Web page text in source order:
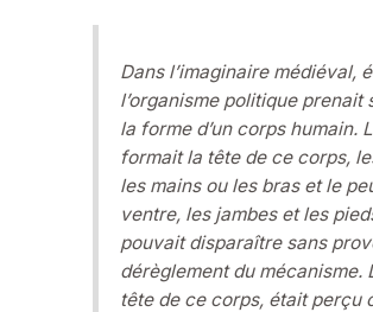
Dans l’imaginaire médiéval,
l’organisme politique prenait
la forme d’un corps humain.
formait la tête de ce corps,
les mains ou les bras et le
ventre, les jambes et les
pouvait disparaître sans
dérèglement du mécanisme.
tête de ce corps, était perçu